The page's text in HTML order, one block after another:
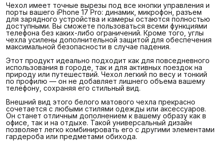
Чехол имеет точные вырезы под все кнопки управления и
порты вашего iPhone 17 Pro: динамик, микрофон, разъем
для зарядного устройства и камеры остаются полностью
доступными. Вы сможете пользоваться всеми функциями
телефона без каких-либо ограничений. Кроме того, углы
чехла усилены дополнительной защитой для обеспечения
максимальной безопасности в случае падения.
Этот продукт идеально подходит как для повседневного
использования в городе, так и для активных поездок на
природу или путешествий. Чехол легкий по весу и тонкий
по профилю — он не добавляет лишнего объема вашему
телефону, сохраняя его стильный вид.
Внешний вид этого белого матового чехла прекрасно
сочетается с любыми стилями одежды или аксессуаров.
Он станет отличным дополнением к вашему образу как в
офисе, так и на отдыхе. Такой универсальный дизайн
позволяет легко комбинировать его с другими элементами
гардероба или предметами обихода.